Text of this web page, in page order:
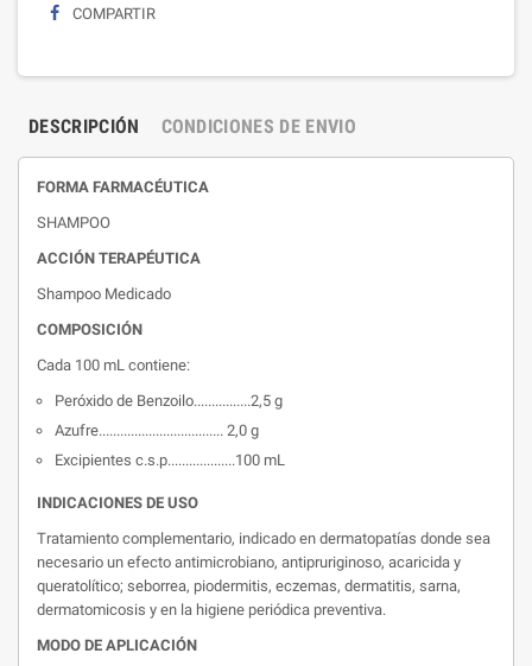
COMPARTIR
DESCRIPCIÓN CONDICIONES DE ENVIO
FORMA FARMACÉUTICA
SHAMPOO
ACCIÓN TERAPÉUTICA
Shampoo Medicado
COMPOSICIÓN
Cada 100 mL contiene:
Peróxido de Benzoilo................2,5 g
Azufre................................... 2,0 g
Excipientes c.s.p...................100 mL
INDICACIONES DE USO
Tratamiento complementario, indicado en dermatopatías donde sea
necesario un efecto antimicrobiano, antipruriginoso, acaricida y
queratolítico; seborrea, piodermitis, eczemas, dermatitis, sarna,
dermatomicosis y en la higiene periódica preventiva.
MODO DE APLICACIÓN